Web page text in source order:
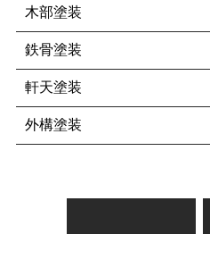
木部塗装
鉄骨塗装
軒天塗装
外構塗装